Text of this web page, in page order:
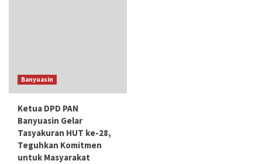
Banyuasin
Ketua DPD PAN
Banyuasin Gelar
Tasyakuran HUT ke-28,
Teguhkan Komitmen
untuk Masyarakat